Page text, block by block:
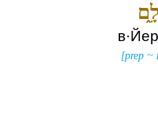
[prep ~